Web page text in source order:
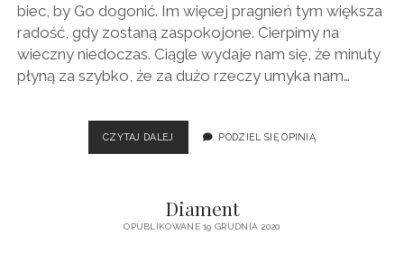
biec, by Go dogonić. Im więcej pragnień tym większa
radość, gdy zostaną zaspokojone. Cierpimy na
wieczny niedoczas. Ciągle wydaje nam się, że minuty
płyną za szybko, że za dużo rzeczy umyka nam…
CZYTAJ DALEJ TĘSKNIĘ PODZIEL SIĘ OPINIĄ
Diament
OPUBLIKOWANE 19 GRUDNIA 2020